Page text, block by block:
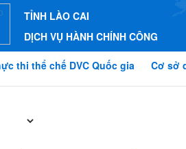
TỈNH LÀO CAI
DỊCH VỤ HÀNH CHÍNH CÔNG
thi thể chế DVC Quốc gia Cơ sở